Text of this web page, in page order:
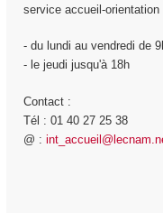
service accueil-
- du lundi au vendredi de
- le jeudi jusqu'à 18h
Contact :
Tél : 01 40 27 25 38
@ :